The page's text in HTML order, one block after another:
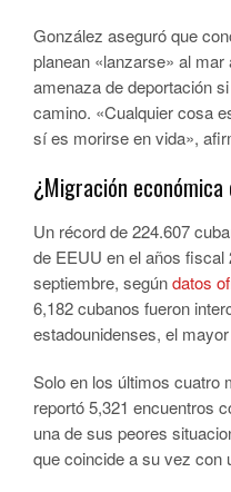
González aseguró que
planean «lanzarse» al
amenaza de deportación
camino. «Cualquier cosa
sí es morirse en vida»,
¿Migración
Un récord de 224.607
de EEUU en el años fiscal
septiembre, segúndatos
6,182 cubanos fueron
estadounidenses, el
Solo en los últimos cuatro
reportó 5,321 encuentros
una de sus peores
que coincide a su vez con